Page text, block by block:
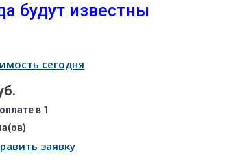
будут известны
сегодня
в 1
заявку